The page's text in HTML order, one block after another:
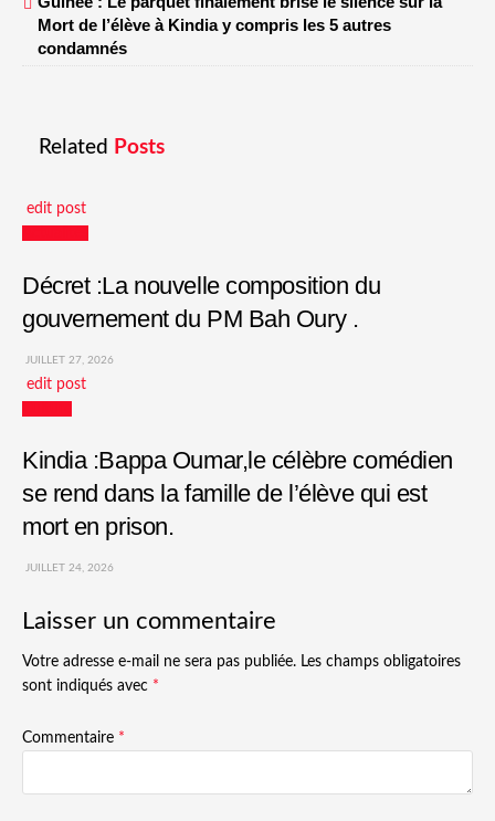
Mort de l’élève à Kindia y compris les 5 autres
condamnés
Related Posts
edit post
Décret :La nouvelle composition du
gouvernement du PM Bah Oury .
JUILLET 27, 2026
edit post
Kindia :Bappa Oumar,le célèbre comédien
se rend dans la famille de l’élève qui est
mort en prison.
JUILLET 24, 2026
Laisser un commentaire
Votre adresse e-mail ne sera pas publiée. Les champs obligatoires
sont indiqués avec *
Commentaire *